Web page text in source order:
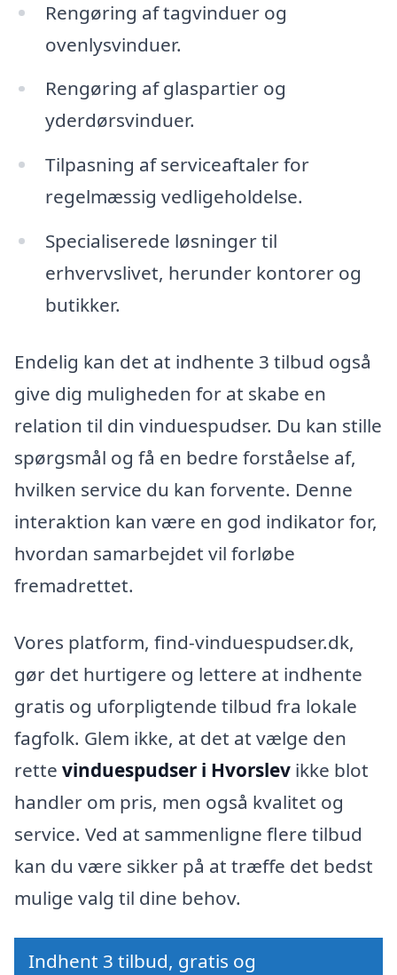
Rengøring af tagvinduer og
ovenlysvinduer.
Rengøring af glaspartier og
yderdørsvinduer.
Tilpasning af serviceaftaler for
regelmæssig vedligeholdelse.
Specialiserede løsninger til
erhvervslivet, herunder kontorer og
butikker.
Endelig kan det at indhente 3 tilbud også
give dig muligheden for at skabe en
relation til din vinduespudser. Du kan stille
spørgsmål og få en bedre forståelse af,
hvilken service du kan forvente. Denne
interaktion kan være en god indikator for,
hvordan samarbejdet vil forløbe
fremadrettet.
Vores platform, find-vinduespudser.dk,
gør det hurtigere og lettere at indhente
gratis og uforpligtende tilbud fra lokale
fagfolk. Glem ikke, at det at vælge den
rette vinduespudser i Hvorslev ikke blot
handler om pris, men også kvalitet og
service. Ved at sammenligne flere tilbud
kan du være sikker på at træffe det bedst
mulige valg til dine behov.
Indhent 3 tilbud, gratis og